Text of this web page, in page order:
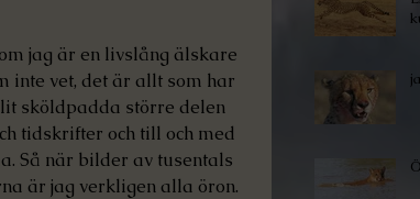
jag är en livslång älskare
inte vet, det är allt som har
sköldpadda större delen
tidskrifter och till och med
Så när bilder av tusentals
är jag verkligen alla öron.